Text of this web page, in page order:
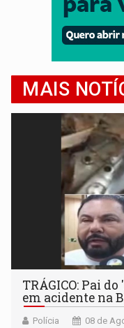
MAIS
TRÁGICO: Pai
em acidente na
Polícia 08 de